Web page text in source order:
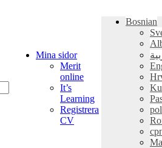
Mina sidor
Merit
online
It’s
Learning
Registrera
CV
Bosnian